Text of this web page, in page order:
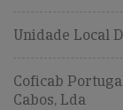
Unidade Local
Coficab
Cabos, Lda